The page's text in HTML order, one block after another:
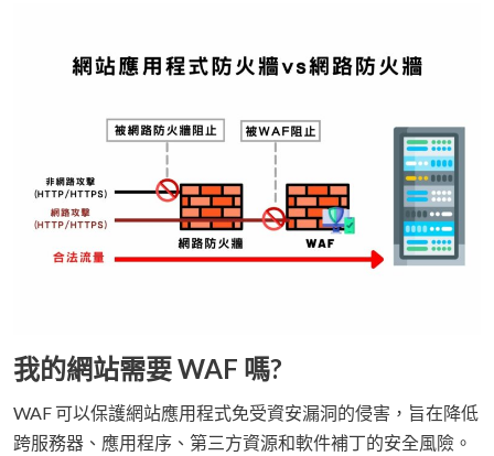
我的網站需要 WAF 嗎?
WAF 可以保護網站應用程式免受資安漏洞的侵害，旨在降低
跨服務器、應用程序、第三方資源和軟件補丁的安全風險。